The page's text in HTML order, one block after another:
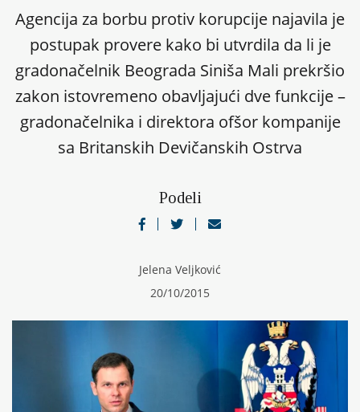
Agencija za borbu protiv korupcije najavila je
postupak provere kako bi utvrdila da li je
gradonačelnik Beograda Siniša Mali prekršio
zakon istovremeno obavljajući dve funkcije –
gradonačelnika i direktora ofšor kompanije
sa Britanskih Devičanskih Ostrva
Podeli
Jelena Veljković
20/10/2015